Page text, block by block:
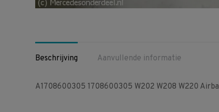
Beschrijving
Aanvullende informatie
A1708600305 1708600305 W202 W208 W220